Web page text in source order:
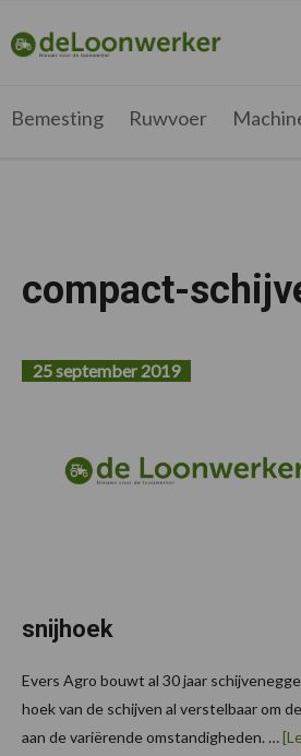
de
hoofdnavigatie
de
hoofd
de
eerste
de
voettekst
deloonwerker.be
Bemesting Ruwvoer
compact-
snijhoek
25 september 2019
Evers Agro bouwt al 30 jaar
hoek van de schijven al verstelbaar om
aan de variërende omstandigheden. …